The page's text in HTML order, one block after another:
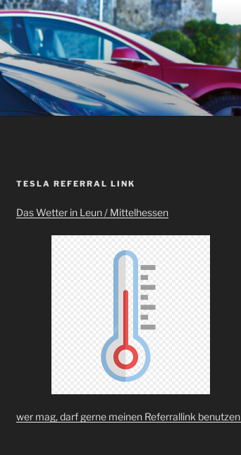
TESLA REFERRAL LINK
Das Wetter in Leun / Mittelhessen
wer mag, darf gerne meinen Referrallink benutzen